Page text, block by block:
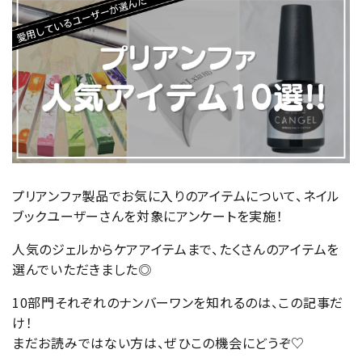
プリアンファ製品でお気に入りのアイテムについて、ネイル
ブックユーザーさんを対象にアンケートを実施！
人気のジェルからケアアイテムまで、たくさんのアイテムを
選んでいただきました◎
10部門それぞれのナンバーワンを知れるのは、この記事だ
け！
まだお読みではない方は、ぜひこの機会にどうぞ♡